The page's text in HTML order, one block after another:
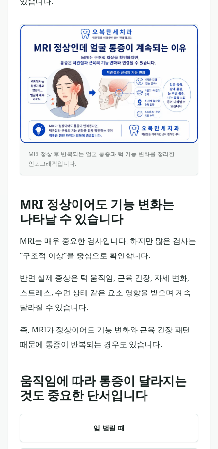
MRI 정상 후 반복되는 얼굴 통증과 턱 기능 변화를 정리한
인포그래픽입니다.
MRI 정상이어도 기능 변화는
나타날 수 있습니다
MRI는 매우 중요한 검사입니다. 하지만 많은 검사는
“구조적 이상”을 중심으로 확인합니다.
반면 실제 증상은 턱 움직임, 근육 긴장, 자세 변화,
스트레스, 수면 상태 같은 요소 영향을 받으며 계속
달라질 수 있습니다.
즉, MRI가 정상이어도 기능 변화와 근육 긴장 패턴
때문에 통증이 반복되는 경우도 있습니다.
움직임에 따라 통증이 달라지는
것도 중요한 단서입니다
입 벌릴 때